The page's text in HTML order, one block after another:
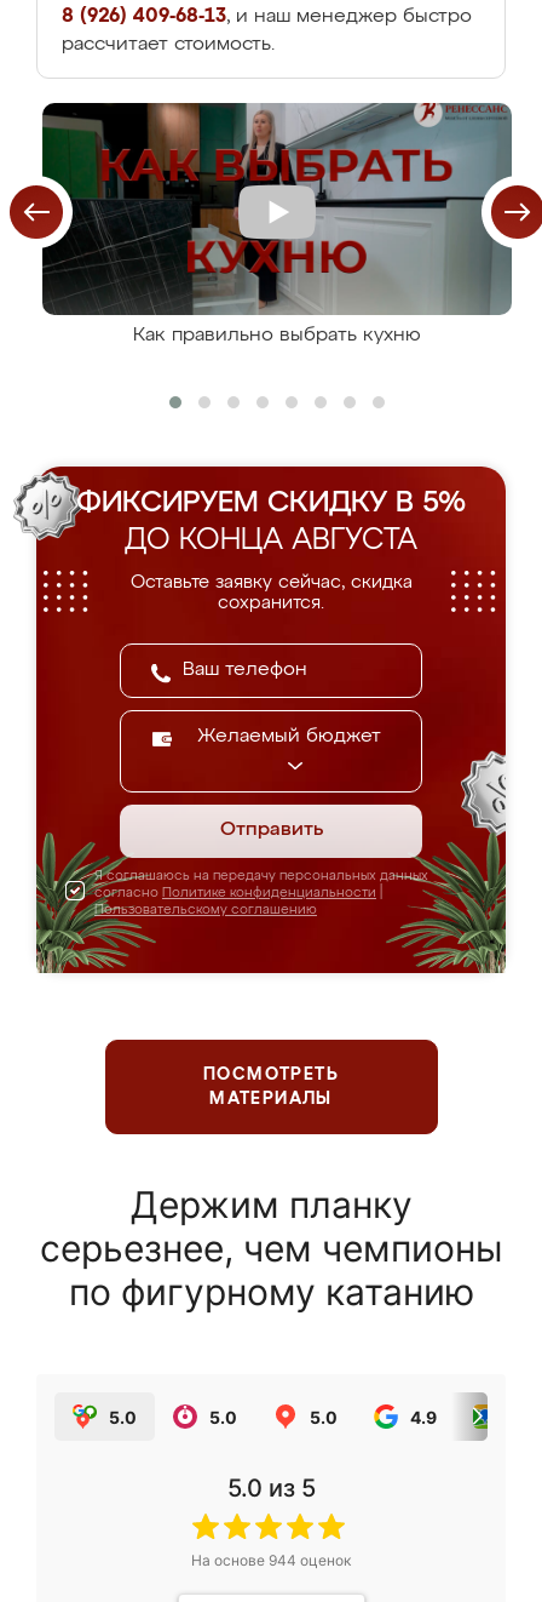
8 (926) 409-68-13, и наш менеджер быстро
рассчитает стоимость.
Как правильно выбрать кухню
ФИКСИРУЕМ СКИДКУ В 5%
ДО КОНЦА АВГУСТА
Оставьте заявку сейчас, скидка
сохранится.
Желаемый бюджет
Отправить
Я соглашаюсь на передачу персональных данных
согласно Политике конфиденциальности
Пользовательскому соглашению
ПОСМОТРЕТЬ
МАТЕРИАЛЫ
Держим планку
серьезнее, чем чемпионы
по фигурному катанию
5.0 5.0 5.0 4.9
5.0 из 5
На основе 944 оценок